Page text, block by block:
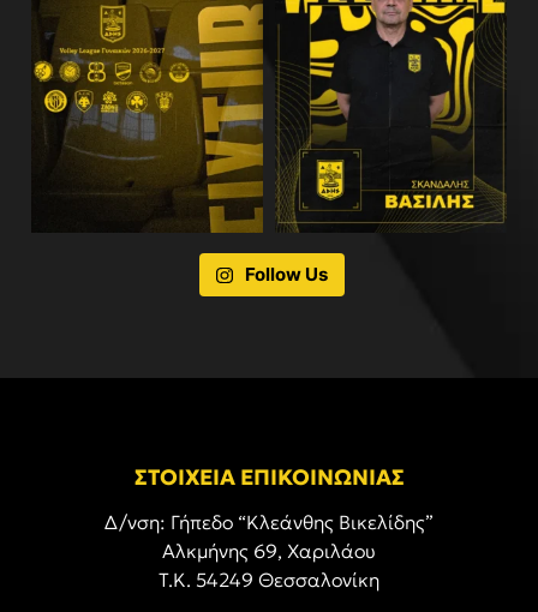
Follow Us
ΣΤΟΙΧΕΙΑ ΕΠΙΚΟΙΝΩΝΙΑΣ
Δ/νση: Γήπεδο “Κλεάνθης Βικελίδης”
Αλκμήνης 69, Χαριλάου
Τ.Κ. 54249 Θεσσαλονίκη